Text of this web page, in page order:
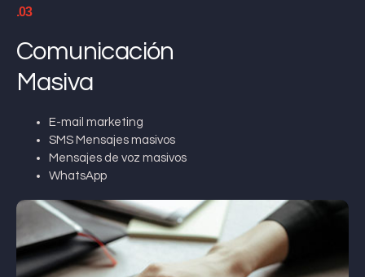
.03
Comunicación
Masiva
E-mail marketing
SMS Mensajes masivos
Mensajes de voz masivos
WhatsApp